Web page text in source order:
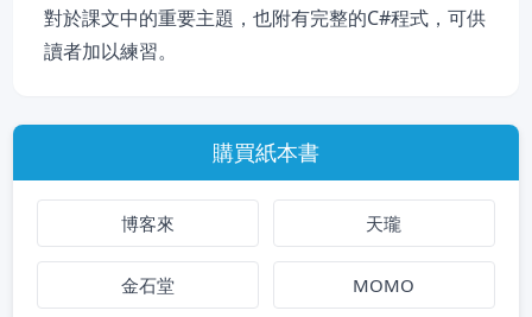
對於課文中的重要主題，也附有完整的C#程式，可供
讀者加以練習。
購買紙本書
博客來 天瓏
金石堂 MOMO